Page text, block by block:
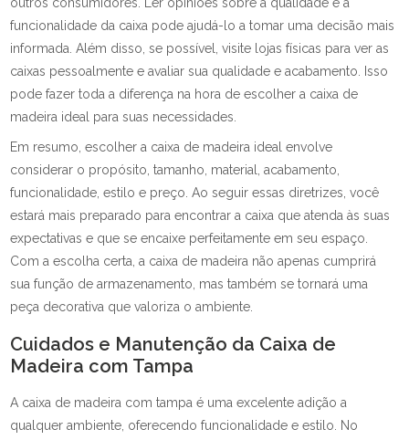
funcionalidade da caixa pode ajudá-lo a tomar uma decisão mais
informada. Além disso, se possível, visite lojas físicas para ver as
caixas pessoalmente e avaliar sua qualidade e acabamento. Isso
pode fazer toda a diferença na hora de escolher a caixa de
madeira ideal para suas necessidades.
Em resumo, escolher a caixa de madeira ideal envolve
considerar o propósito, tamanho, material, acabamento,
funcionalidade, estilo e preço. Ao seguir essas diretrizes, você
estará mais preparado para encontrar a caixa que atenda às suas
expectativas e que se encaixe perfeitamente em seu espaço.
Com a escolha certa, a caixa de madeira não apenas cumprirá
sua função de armazenamento, mas também se tornará uma
peça decorativa que valoriza o ambiente.
Cuidados e Manutenção da Caixa de
Madeira com Tampa
A caixa de madeira com tampa é uma excelente adição a
qualquer ambiente, oferecendo funcionalidade e estilo. No